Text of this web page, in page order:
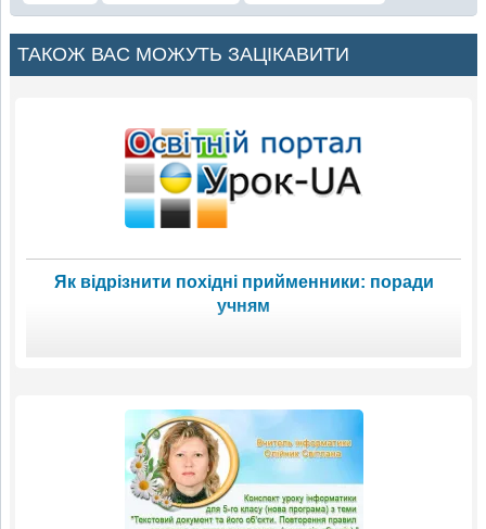
ТАКОЖ ВАС МОЖУТЬ ЗАЦІКАВИТИ
Як відрізнити похідні прийменники: поради
учням